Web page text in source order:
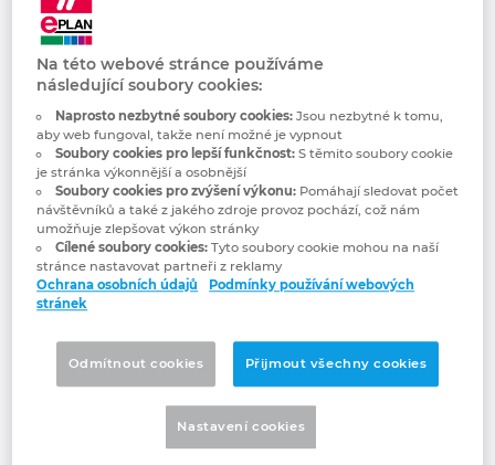
Trace Software
International
Trace Software International is a company
that has been developing software solutions
for the electrical engineering for over 30
years. It has an unique expertise in the
design and calculation of electrical and
photovoltaic installations, from design to
Technologie budov
Případové studie
Konfigurace
Integrace pro ERP, PDM a PLM
EPLAN Data Portal
EPLAN Education pro školy
EPLAN Education pro studenty
EPLAN aplikace pro spolupráci
Blog EPLAN CZ&SK
Pobočky
Kontakty
Trust Center
Bulharsko
Česká republika
Čína
Dánsko
Filipíny
Finsko
Francie
Na této webové stránce používáme
následující soubory cookies:
Naprosto nezbytné soubory cookies:Jsou nezbytné k tomu,
aby web fungoval, takže není možné je vypnout
Soubory cookies pro lepší funkčnost:S těmito soubory cookie
je stránka výkonnější a osobnější
Soubory cookies pro zvýšení výkonu:Pomáhají sledovat počet
návštěvníků a také z jakého zdroje provoz pochází, což nám
umožňuje zlepšovat výkon stránky
Cílené soubory cookies:Tyto soubory cookie mohou na naší
stránce nastavovat partneři z reklamy
Ochrana osobních údajů
Podmínky používání webových
stránek
Odmítnout cookies Přijmout všechny cookies
Nastavení cookies